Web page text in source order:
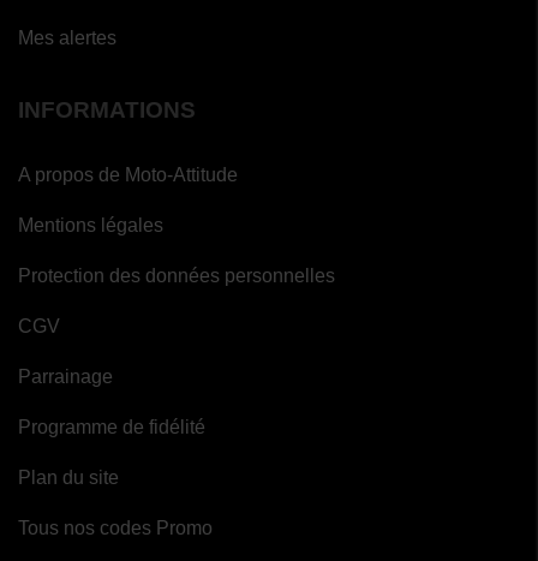
Mes alertes
INFORMATIONS
A propos de Moto-Attitude
Mentions légales
Protection des données personnelles
CGV
Parrainage
Programme de fidélité
Plan du site
Tous nos codes Promo